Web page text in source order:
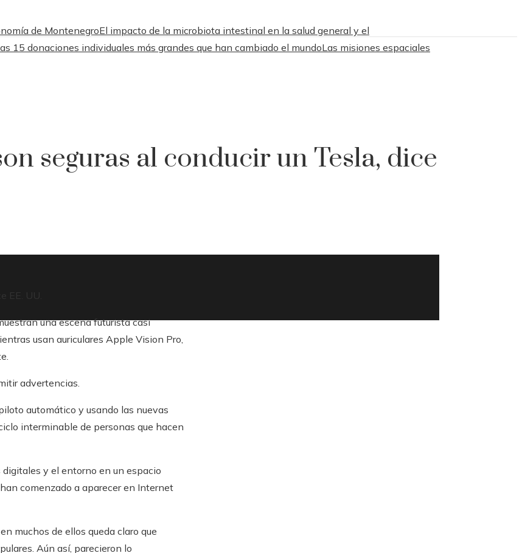
de MontenegroEl impacto de la microbiota intestinal en la salud general y el
15 donaciones individuales más grandes que han cambiado el mundoLas misiones espaciales
seguras al conducir un Tesla, dice
EE. UU.
una escena futurista casi
usan auriculares Apple Vision Pro,
advertencias.
automático y usando las nuevas
interminable de personas que hacen
y el entorno en un espacio
comenzado a aparecer en Internet
muchos de ellos queda claro que
Aún así, parecieron lo